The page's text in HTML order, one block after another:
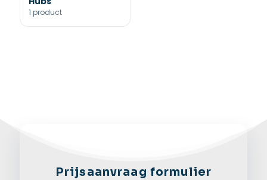
1 product
Prijsaanvraag formulier